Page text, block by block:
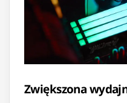
Zwiększona